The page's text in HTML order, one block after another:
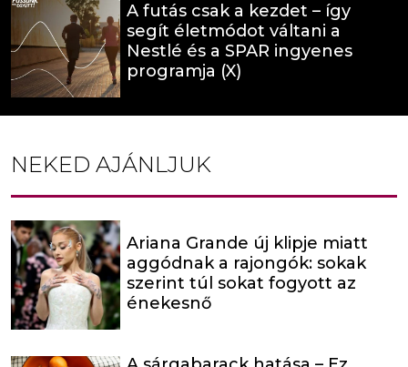
A futás csak a kezdet – így
segít életmódot váltani a
Nestlé és a SPAR ingyenes
programja (X)
NEKED AJÁNLJUK
Ariana Grande új klipje miatt
aggódnak a rajongók: sokak
szerint túl sokat fogyott az
énekesnő